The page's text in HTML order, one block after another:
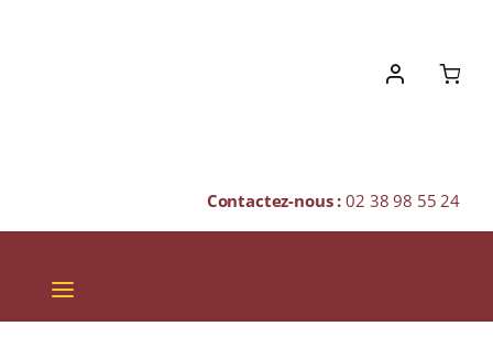
Contactez-nous :02 38 98 55 24
Toggle
Navigation